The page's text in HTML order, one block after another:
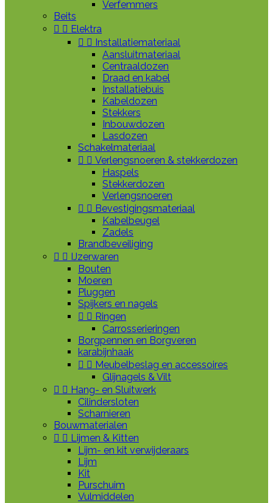
Verfemmers
Beits
  Elektra
  Installatiemateriaal
Aansluitmateriaal
Centraaldozen
Draad en kabel
Installatiebuis
Kabeldozen
Stekkers
Inbouwdozen
Lasdozen
Schakelmateriaal
  Verlengsnoeren & stekkerdozen
Haspels
Stekkerdozen
Verlengsnoeren
  Bevestigingsmateriaal
Kabelbeugel
Zadels
Brandbeveiliging
  IJzerwaren
Bouten
Moeren
Pluggen
Spijkers en nagels
  Ringen
Carrosserieringen
Borgpennen en Borgveren
karabijnhaak
  Meubelbeslag en accessoires
Glijnagels & Vilt
  Hang- en Sluitwerk
Cilindersloten
Scharnieren
Bouwmaterialen
  Lijmen & Kitten
Lijm- en kit verwijderaars
Lijm
Kit
Purschuim
Vulmiddelen